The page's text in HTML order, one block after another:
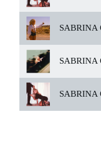
SABRINA
SABRINA
SABRINA